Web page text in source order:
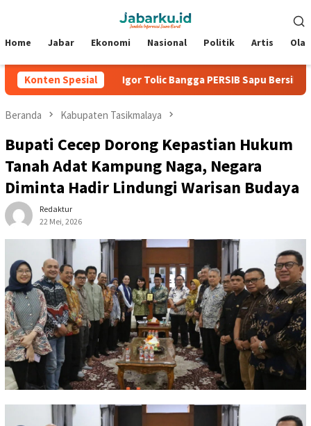
Mobile
Home Jabar Ekonomi Nasional Politik Artis
Konten Spesial
2026 Igor Tolic Bangga PERSIB Sapu Bersih Grup A
Beranda Kabupaten Tasikmalaya
Bupati Cecep Dorong Kepastian Hukum
Tanah Adat Kampung Naga, Negara
Diminta Hadir Lindungi Warisan Budaya
Redaktur
22 Mei, 2026